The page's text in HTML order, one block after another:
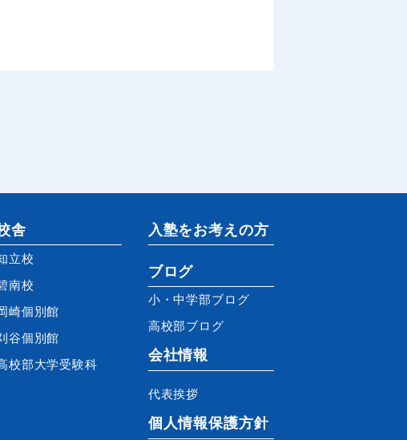
舎
立校
南校
崎個別館
谷個別館
校部大学受験科
入塾をお考えの方
ブログ
小・中学部ブログ
高校部ブログ
会社情報
代表挨拶
個人情報保護方針